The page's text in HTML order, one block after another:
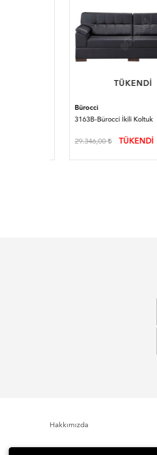
TÜKENDI
TÜKENDI
Bürocci
3163B-Bürocci İkili Koltuk
29.346,00 TÜKENDİ
Hakkımızda